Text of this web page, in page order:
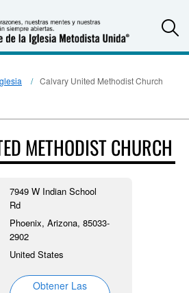
Calvary United Methodist Church
METHODIST CHURCH
7949 W Indian School
Rd
Phoenix, Arizona, 85033-
2902
United States
Obtener Las